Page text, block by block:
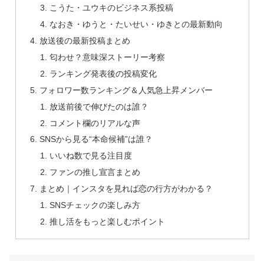
こうた・ユウキのビジネス系投稿
なおき・ゆうと・たいせい・ゆきとの最新動向
放送後の最新投稿まとめ
匂わせ？意味深ストーリー考察
ランキング発表後の投稿変化
フォロワー数ランキング＆人気急上昇メンバー
放送前後で伸びたのは誰？
コメント欄のリアルな声
SNSから見る“本命候補”は誰？
いいね数で見る注目度
ファンの推し宣言まとめ
まとめ｜インスタを見れば恋の行方がわかる？
SNSチェックの楽しみ方
推し活をもっと楽しむポイント